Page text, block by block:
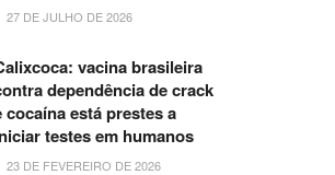
27 DE JULHO DE 2026
vacina brasileira
dependência de crack
cocaína está prestes a
testes em humanos
23 DE FEVEREIRO DE 2026